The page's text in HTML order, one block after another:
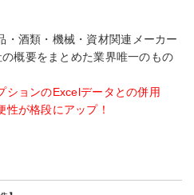
・酒類・機械・資材関連メーカー
概要をまとめた業界唯一のもの
ションのExcelデータとの併用
性が格段にアップ！